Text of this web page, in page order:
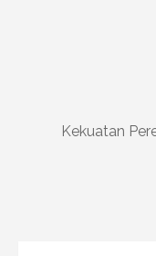
Kekuatan